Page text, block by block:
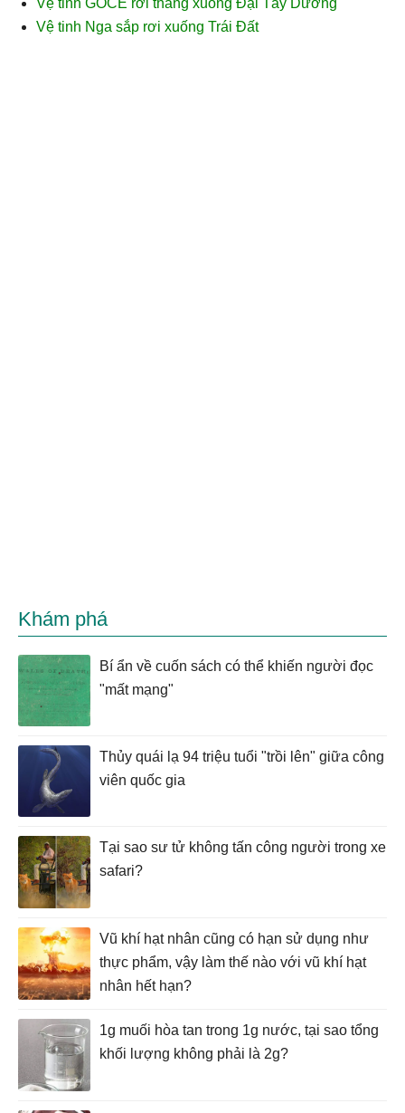
Vệ tinh GOCE rơi thẳng xuống Đại Tây Dương
Vệ tinh Nga sắp rơi xuống Trái Đất
Khám phá
Bí ẩn về cuốn sách có thể khiến người đọc
"mất mạng"
Thủy quái lạ 94 triệu tuổi "trồi lên" giữa công
viên quốc gia
Tại sao sư tử không tấn công người trong xe
safari?
Vũ khí hạt nhân cũng có hạn sử dụng như
thực phẩm, vậy làm thế nào với vũ khí hạt
nhân hết hạn?
1g muối hòa tan trong 1g nước, tại sao tổng
khối lượng không phải là 2g?